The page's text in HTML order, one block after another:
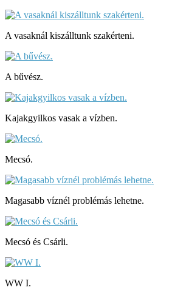
A vasaknál kiszálltunk szakérteni.
A bűvész.
Kajakgyilkos vasak a vízben.
Mecsó.
Magasabb víznél problémás lehetne.
Mecsó és Csárli.
WW I.